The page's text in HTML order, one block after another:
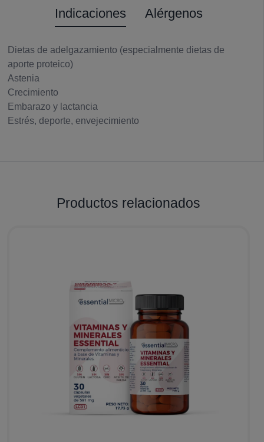
Indicaciones
Alérgenos
Dietas de adelgazamiento (especialmente dietas de
aporte proteico)
Astenia
Crecimiento
Embarazo y lactancia
Estrés, deporte, envejecimiento
Productos relacionados